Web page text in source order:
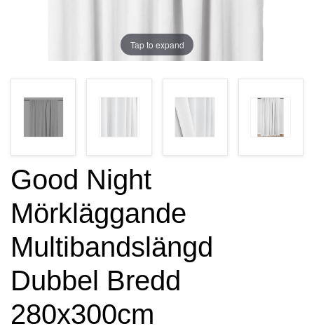
Tap to expand
Good Night
Mörkläggande
Multibandslängd
Dubbel Bredd
280x300cm